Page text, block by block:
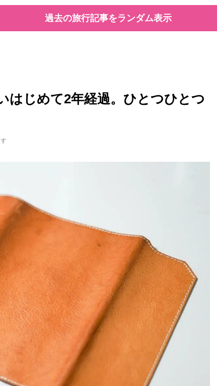
過去の旅行記事をランダム表示
はじめて2年経過。ひとつひとつ